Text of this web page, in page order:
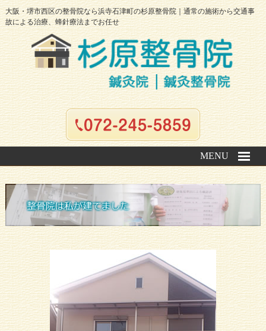
大阪・堺市西区の整骨院なら浜寺石津町の杉原整骨院｜通常の施術から交通事
故による治療、蜂針療法までお任せ
MENU